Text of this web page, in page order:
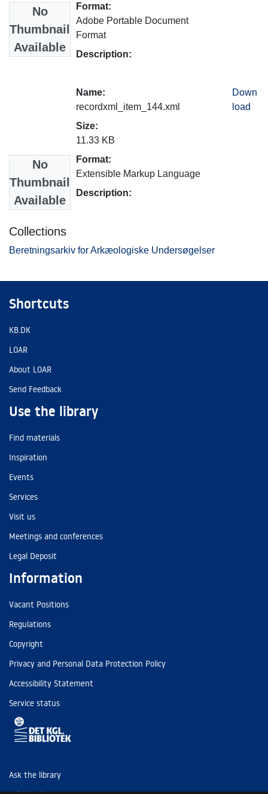
No
Thumbnail
Available
Format:
Adobe Portable Document
Format
Description:
No
Thumbnail
Available
Name:
recordxml_item_144.xml
Size:
11.33 KB
Format:
Extensible Markup Language
Description:
Down
load
Collections
Beretningsarkiv for Arkæologiske Undersøgelser
Shortcuts
KB.DK
LOAR
About LOAR
Send Feedback
Use the library
Find materials
Inspiration
Events
Services
Visit us
Meetings and conferences
Legal Deposit
Information
Vacant Positions
Regulations
Copyright
Privacy and Personal Data Protection Policy
Accessibility Statement
Service status
Ask the library